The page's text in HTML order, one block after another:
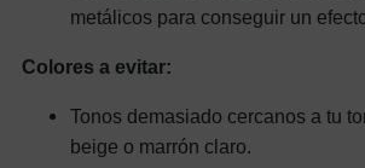
metálicos para conseguir un
Colores a evitar:
Tonos demasiado cercanos a tu
beige o marrón claro.